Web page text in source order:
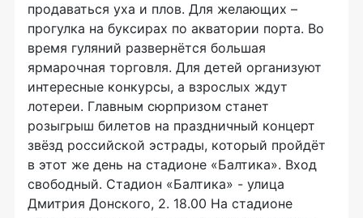
продаваться уха и плов. Для желающих –
прогулка на буксирах по акватории порта. Во
время гуляний развернётся большая
ярмарочная торговля. Для детей организуют
интересные конкурсы, а взрослых ждут
лотереи. Главным сюрпризом станет
розыгрыш билетов на праздничный концерт
звёзд российской эстрады, который пройдёт
в этот же день на стадионе «Балтика». Вход
свободный. Стадион «Балтика» - улица
Дмитрия Донского, 2. 18.00 На стадионе